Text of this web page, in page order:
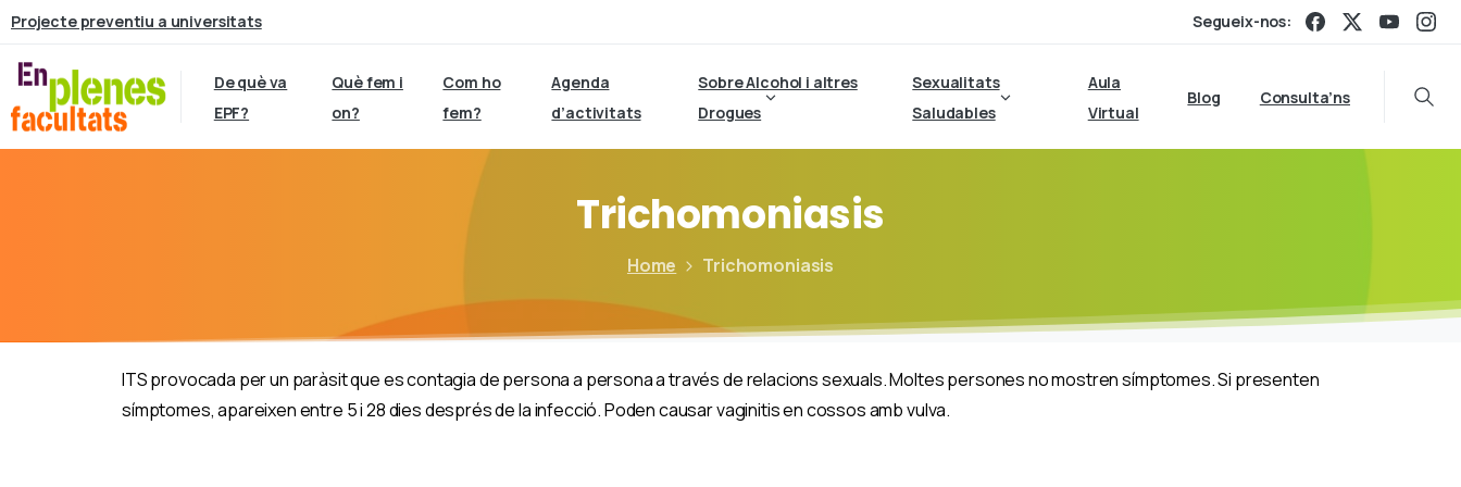
Projecte preventiu a universitats Segueix-nos:
De què va
EPF?
Què fem i
on?
Com ho
fem?
Agenda
d’activitats
Sobre Alcohol i altres
Drogues
Sexualitats
Saludables
Aula
Virtual
Blog Consulta’ns
Trichomoniasis
Home Trichomoniasis
ITS provocada per un paràsit que es contagia de persona a persona a través de relacions sexuals. Moltes persones no mostren símptomes. Si presenten
símptomes, apareixen entre 5 i 28 dies després de la infecció. Poden causar vaginitis en cossos amb vulva.